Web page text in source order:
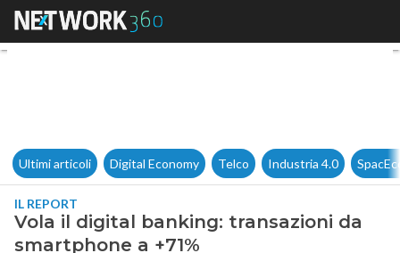
Vola il digital banking:
Ultimi articoli Digital Economy Telco Industria 4.0
IL REPORT
Vola il digital banking: transazioni da
smartphone a +71%